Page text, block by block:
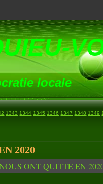
locale
1343 1344 1345 1346 1347 1348 1349
2020